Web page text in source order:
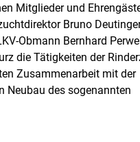
Skip to main content
Mitglieder und
Bruno
Obmann Bernhard
die Tätigkeiten der
Zusammenarbeit mit der
Neubau des sogenannten